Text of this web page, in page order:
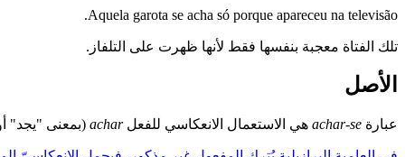
Aquela garota se acha só porque apareceu na televisão.
تلك الفتاة معجبة بنفسها فقط لأنها ظهرت على التلفاز.
الأصل
عبارة achar-se هي الاستعمال الانعكاسي للفعلachar (بمعنى "يجد"